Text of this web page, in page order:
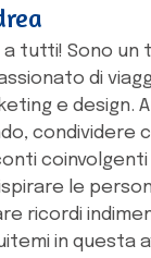
a tutti! Sono un
di
e design.
condividere
coinvolgenti
le
ricordi
in questa